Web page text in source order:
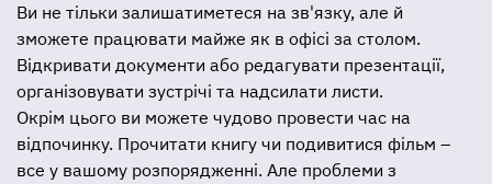
Ви не тільки залишатиметеся на зв'язку, але й
зможете працювати майже як в офісі за столом.
Відкривати документи або редагувати презентації,
організовувати зустрічі та надсилати листи.
Окрім цього ви можете чудово провести час на
відпочинку. Прочитати книгу чи подивитися фільм –
все у вашому розпорядженні. Але проблеми з